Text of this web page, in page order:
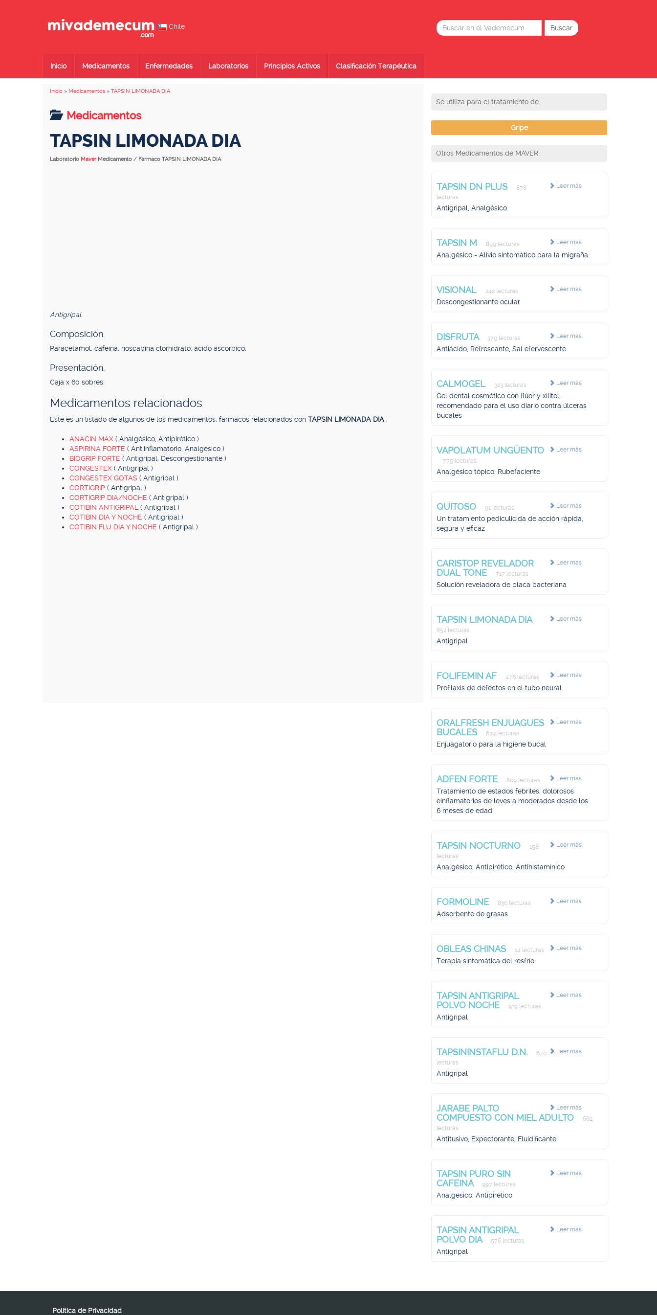
Chile
Inicio Medicamentos Enfermedades Laboratorios Principios Activos Clasificación Terapéutica
Inicio » Medicamentos » TAPSIN LIMONADA DIA
Medicamentos
TAPSIN LIMONADA DIA
Laboratorio Maver Medicamento / Fármaco TAPSIN LIMONADA DIA
Antigripal.
Composición.
Paracetamol, cafeína, noscapina clorhidrato, ácido ascórbico.
Presentación.
Caja x 60 sobres.
Medicamentos relacionados
Este es un listado de algunos de los medicamentos, fármacos relacionados con TAPSIN LIMONADA DIA
ANACIN MAX ( Analgésico, Antipirético )
ASPIRINA FORTE ( Antiinflamatorio, Analgésico )
BIOGRIP FORTE ( Antigripal, Descongestionante )
CONGESTEX ( Antigripal )
CONGESTEX GOTAS ( Antigripal )
CORTIGRIP ( Antigripal )
CORTIGRIP DIA/NOCHE ( Antigripal )
COTIBIN ANTIGRIPAL ( Antigripal )
COTIBIN DIA Y NOCHE ( Antigripal )
COTIBIN FLU DIA Y NOCHE ( Antigripal )
Se utiliza para el tratamiento de:
Gripe
Otros Medicamentos de MAVER
Leer más
TAPSIN DN PLUS
878
lecturas
Antigripal, Analgésico
Leer más
TAPSIN M 899 lecturas
Analgésico - Alivio sintomático para la migraña
Leer más
VISIONAL 242 lecturas
Descongestionante ocular
Leer más
DISFRUTA 379 lecturas
Antiácido, Refrescante, Sal efervescente
Leer más
CALMOGEL 323 lecturas
Gel dental cosmético con flúor y xilitol,
recomendado para el uso diario contra úlceras
bucales
Leer más
VAPOLATUM UNGÜENTO
775 lecturas
Analgésico tópico, Rubefaciente
Leer más
QUITOSO 91 lecturas
Un tratamiento pediculicida de acción rápida,
segura y eficaz
Leer más
CARISTOP REVELADOR
DUAL TONE
717 lecturas
Solución reveladora de placa bacteriana
Leer más
TAPSIN LIMONADA DIA
652 lecturas
Antigripal
Leer más
FOLIFEMIN AF 476 lecturas
Profilaxis de defectos en el tubo neural
Leer más
ORALFRESH ENJUAGUES
BUCALES
639 lecturas
Enjuagatorio para la higiene bucal
Leer más
ADFEN FORTE 809 lecturas
Tratamiento de estados febriles, dolorosos
einflamatorios de leves a moderados desde los
6 meses de edad
Leer más
TAPSIN NOCTURNO
158
lecturas
Analgésico, Antipirético, Antihistamínico
Leer más
FORMOLINE 830 lecturas
Adsorbente de grasas
Leer más
OBLEAS CHINAS 14 lecturas
Terapia sintomática del resfrío
Leer más
TAPSIN ANTIGRIPAL
POLVO NOCHE
919 lecturas
Antigripal
Leer más
TAPSININSTAFLU D.N.
670
lecturas
Antigripal
Leer más
JARABE PALTO
COMPUESTO CON MIEL ADULTO
662
lecturas
Antitusivo, Expectorante, Fluidificante
Leer más
TAPSIN PURO SIN
CAFEINA
997 lecturas
Analgésico, Antipirético
Leer más
TAPSIN ANTIGRIPAL
POLVO DIA
576 lecturas
Antigripal
Política de Privacidad